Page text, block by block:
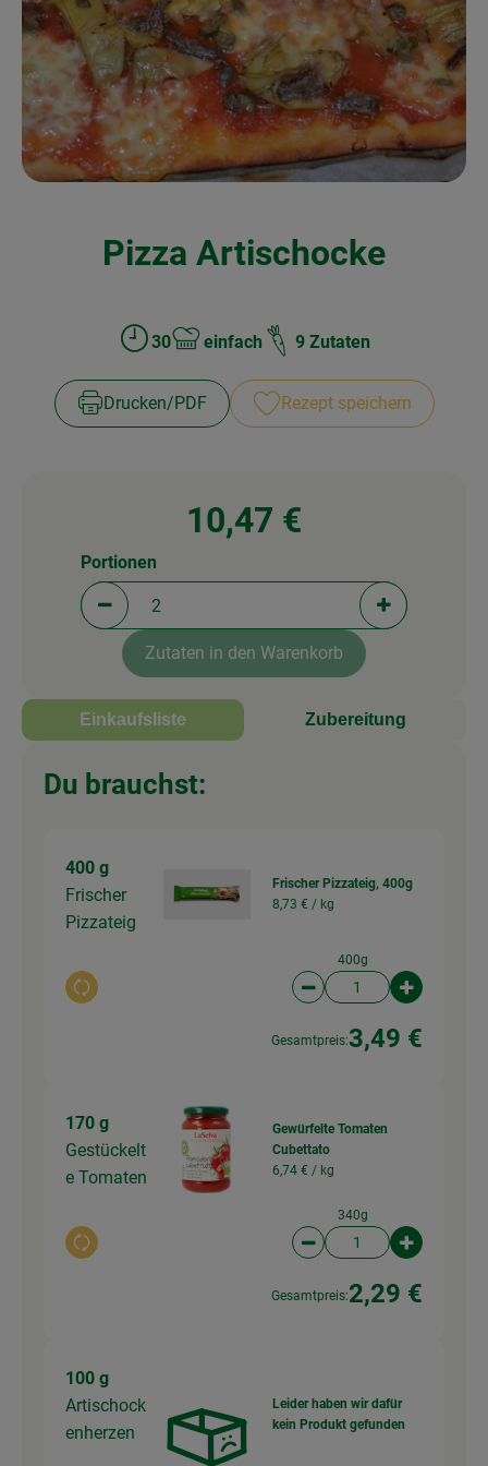
Kochen & Backen
Naturkost
Drogerie
Veranstaltungen
Pizza Artischocke
Zubreitungszeit:
30
Schwierigkeit:
einfach 9 Zutaten
Drucken​/​PDF Rezept speichern
10,47 €
Portionen verringern (aktuell 2 Portionen
Portionen
Portionen
Zutaten in den Warenkorb
Einkaufsliste Zubereitung
Du brauchst:
400 g
Frischer
Pizzateig
Auswahl ändern
Frischer Pizzateig, 400g
8,73 € / kg
400g
Artikelanzahl
Gesamtpreis:3,49 €
170 g
Gestückelt
e Tomaten
Auswahl ändern
Gewürfelte Tomaten
Cubettato
6,74 € / kg
340g
Artikelanzahl
Gesamtpreis:2,29 €
100 g
Artischock
enherzen
Leider haben wir dafür
kein Produkt gefunden